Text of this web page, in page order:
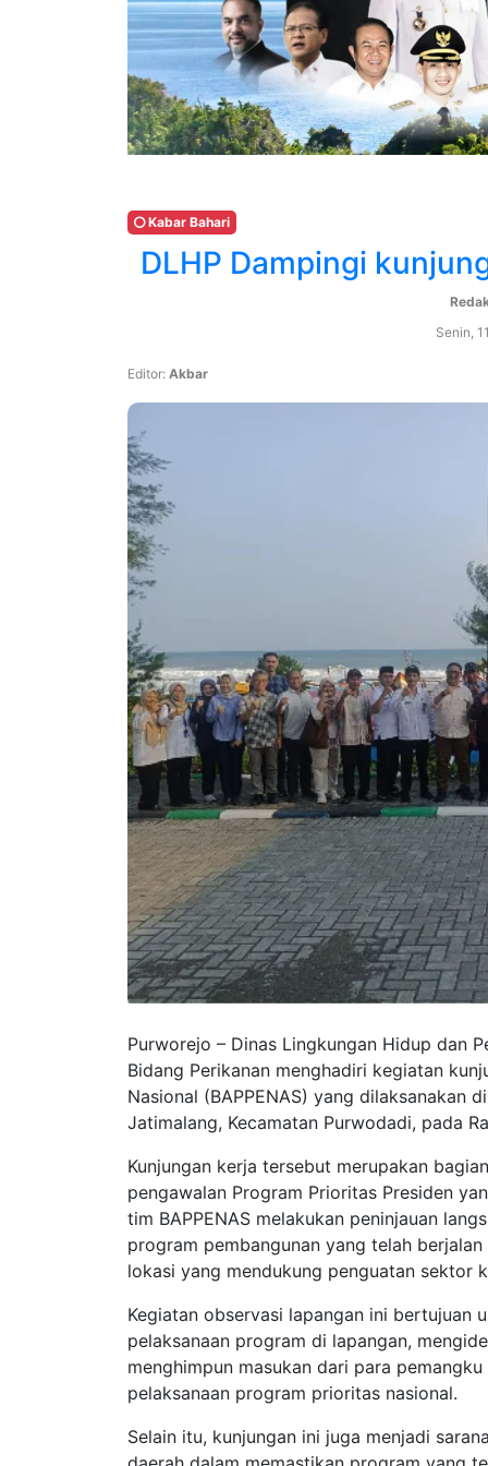
Kabar Bahari
DLHP Dampingi
Senin,
Editor: Akbar
Purworejo – Dinas Lingkungan Hidup dan
Bidang Perikanan menghadiri kegiatan
Nasional (BAPPENAS) yang dilaksanakan
Jatimalang, Kecamatan Purwodadi, pada
Kunjungan kerja tersebut merupakan
pengawalan Program Prioritas Presiden
tim BAPPENAS melakukan peninjauan
program pembangunan yang telah
lokasi yang mendukung penguatan sektor
Kegiatan observasi lapangan ini bertujuan
pelaksanaan program di lapangan,
menghimpun masukan dari para
pelaksanaan program prioritas nasional.
Selain itu, kunjungan ini juga menjadi